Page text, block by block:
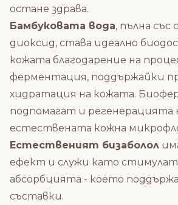
остане здрава.
Бамбуковата вода, пълна със
диоксид, става идеално
кожата благодарение на
ферментация, поддържайки
хидратация на кожата.
подпомагат и регенерацията
естествената кожна
Естественият бизаболол
ефект и служи като
абсорбцията - което
съставки.